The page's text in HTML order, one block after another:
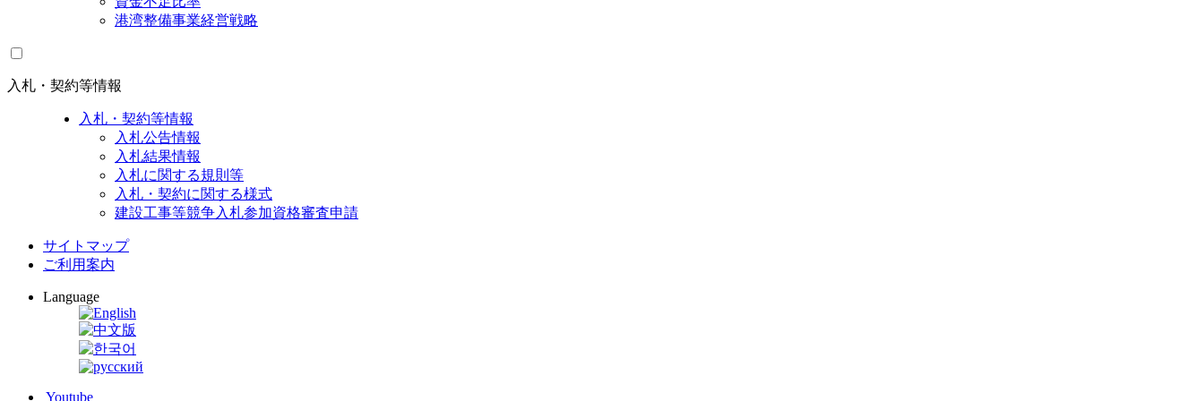
港湾整備事業経営戦略
入札・契約等情報
入札・契約等情報
入札公告情報
入札結果情報
入札に関する規則等
入札・契約に関する様式
建設工事等競争入札参加資格審査申請
サイトマップ
ご利用案内
Language
Youtube